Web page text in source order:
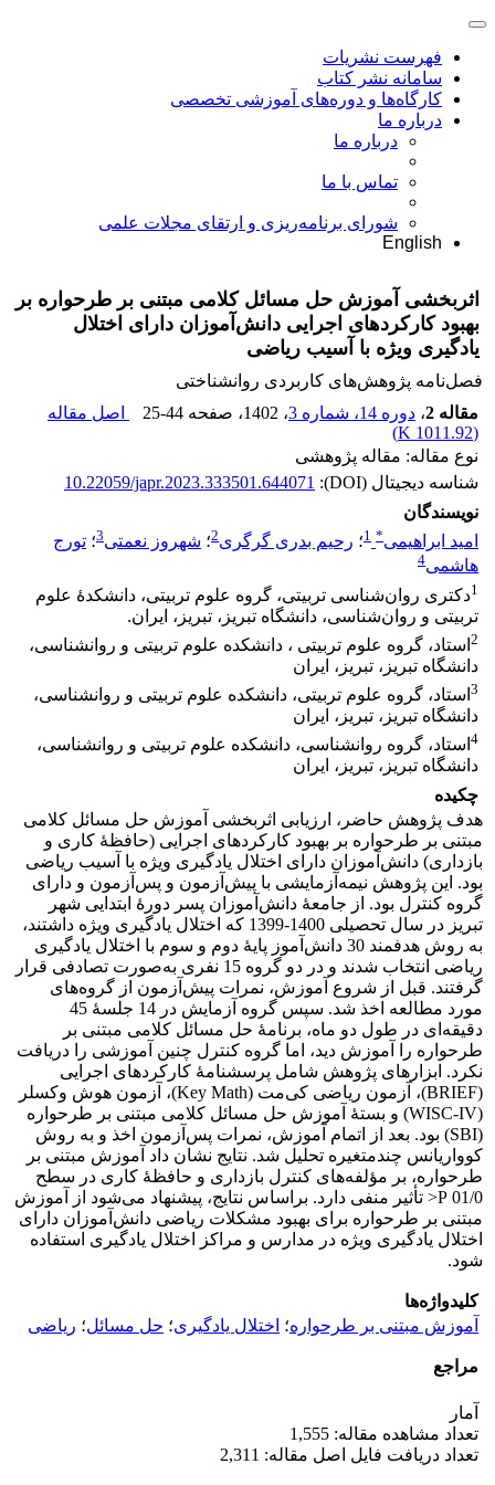
فهرست نشریات
سامانه نشر کتاب
کارگاه‌ها و دوره‌های آموزشی تخصصی
درباره ما
درباره ما
تماس با ما
شورای برنامه‌ریزی و ارتقای مجلات علمی
English
اثربخشی آموزش حل مسائل کلامی مبتنی بر طرحواره بر
بهبود کارکردهای اجرایی دانش‌آموزان دارای اختلال
یادگیری ویژه با آسیب ریاضی
فصل‌نامه پژوهش‌های کاربردی روانشناختی
مقاله 2
، دوره 14، شماره 3 ، 1402 ، صفحه 25-44
اصل مقاله
(
1011.92 K
)
نوع مقاله: مقاله پژوهشی
شناسه دیجیتال (DOI):
10.22059/japr.2023.333501.644071
نویسندگان
امید ابراهیمی*
1؛ رحیم بدری گرگری2؛ شهروز نعمتی3؛ تورج
هاشمی4
1دکتری روان‌شناسی تربیتی، گروه علوم تربیتی، دانشکدۀ علوم
تربیتی و روان‌شناسی، دانشگاه تبریز، تبریز، ایران.
2 استاد، گروه علوم تربیتی ، دانشکده علوم تربیتی و روانشناسی،
دانشگاه تبریز، تبریز، ایران
3 استاد، گروه علوم تربیتی، دانشکده علوم تربیتی و روانشناسی،
دانشگاه تبریز، تبریز، ایران
4 استاد، گروه روانشناسی، دانشکده علوم تربیتی و روانشناسی،
دانشگاه تبریز، تبریز، ایران
چکیده
هدف پژوهش حاضر، ارزیابی اثربخشی آموزش حل مسائل کلامی
مبتنی بر طرحواره بر بهبود کارکردهای اجرایی (حافظۀ کاری و
بازداری) دانش‌آموزان دارای اختلال یادگیری ویژه با آسیب ریاضی
بود. این پژوهش نیمه‌آزمایشی با پیش‌آزمون و پس‌آزمون و دارای
گروه کنترل بود. از جامعۀ دانش‌آموزان پسر دورۀ ابتدایی شهر
تبریز در سال تحصیلی 1400-1399 که اختلال یادگیری ویژه داشتند،
به روش هدفمند 30 دانش‌آموز پایۀ دوم و سوم با اختلال یادگیری
ریاضی انتخاب شدند و در دو گروه 15 نفری به‌صورت تصادفی قرار
گرفتند. قبل از شروع آموزش، نمرات پیش‌آزمون از گروه‌های
مورد مطالعه اخذ شد. سپس گروه آزمایش در 14 جلسۀ 45
دقیقه‌ای در طول دو ماه، برنامۀ حل مسائل کلامی مبتنی بر
طرحواره را آموزش دید، اما گروه کنترل چنین آموزشی را دریافت
نکرد. ابزارهای پژوهش شامل پرسشنامۀ کارکردهای اجرایی
(BRIEF)، آزمون ریاضی کی‌مت (Key Math)، آزمون هوش وکسلر
(WISC-IV) و بستۀ آموزش حل مسائل کلامی مبتنی بر طرحواره
(SBI) بود. بعد از اتمام آموزش، نمرات پس‌آزمون اخذ و به روش
کوواریانس چندمتغیره تحلیل شد. نتایج نشان داد آموزش مبتنی بر
طرحواره، بر مؤلفه‌های کنترل بازداری و حافظۀ کاری در سطح
01/0 P< تأثیر منفی دارد. براساس نتایج، پیشنهاد می‌شود از آموزش
مبتنی بر طرحواره برای بهبود مشکلات ریاضی دانش‌آموزان دارای
اختلال یادگیری ویژه در مدارس و مراکز اختلال یادگیری استفاده
شود.
کلیدواژه‌ها
آموزش مبتنی بر طرحواره؛ اختلال یادگیری؛ حل مسائل؛ ریاضی
مراجع
آمار
تعداد مشاهده مقاله: 1,555
تعداد دریافت فایل اصل مقاله: 2,311